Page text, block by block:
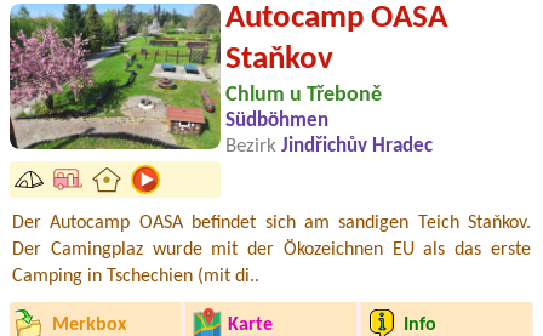
Autocamp OASA
Staňkov
Chlum u Třeboně
Südböhmen
Bezirk Jindřichův Hradec
Der Autocamp OASA befindet sich am sandigen Teich Staňkov.
Der Camingplaz wurde mit der Ökozeichnen EU als das erste
Camping in Tschechien (mit di..
Merkbox Karte Info